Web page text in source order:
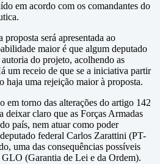
em acordo com os comandantes do
será apresentada ao
maior é que algum deputado
do projeto, acolhendo as
um receio de que se a iniciativa partir
haja uma rejeição maior à proposta.
em torno das alterações do artigo 142
deixar claro que as Forças Armadas
país, nem atuar como poder
federal Carlos Zarattini (PT-
uma das consequências possíveis
GLO (Garantia de Lei e da Ordem).